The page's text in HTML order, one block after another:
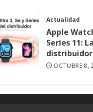
Actualidad
Apple
Series 11:
distribuidor
OCTUBRE 8,